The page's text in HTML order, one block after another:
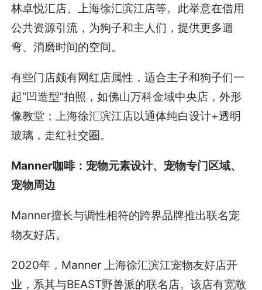
林卓悦汇店、上海徐汇滨江店等。此举意在借用
公共资源引流，为狗子和主人们，提供更多遛
弯、消磨时间的空间。
有些门店颇有网红店属性，适合主子和狗子们一
起“凹造型”拍照，如佛山万科金域中央店，外形
像教堂；上海徐汇滨江店以通体纯白设计+透明
玻璃，走红社交圈。
Manner咖啡：宠物元素设计、宠物专门区域、
宠物周边
Manner擅长与调性相符的跨界品牌推出联名宠
物友好店。
2020年，Manner 上海徐汇滨江宠物友好店开
业，系其与BEAST野兽派的联名店。该店有宽敞